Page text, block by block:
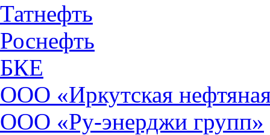
Татнефть
Роснефть
БКЕ
ООО «Иркутская
ООО «Ру-энерджи групп»